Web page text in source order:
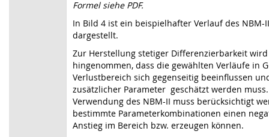
Formel siehe PDF.
In Bild 4 ist ein beispielhafter Verlauf des NBM-II
dargestellt.
Zur Herstellung stetiger Differenzierbarkeit wird
hingenommen, dass die gewählten Verläufe in
Verlustbereich sich gegenseitig beeinflussen
zusätzlicher Parameter geschätzt werden
Verwendung des NBM-II muss berücksichtigt
bestimmte Parameterkombinationen einen
Anstieg im Bereich bzw. erzeugen können.